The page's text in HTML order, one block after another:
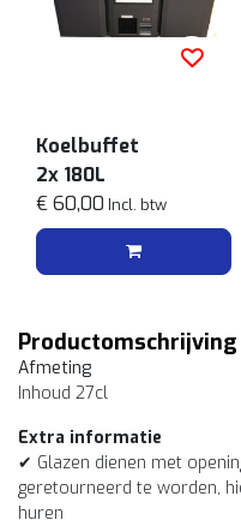
Koelbuffet
2x 180L
€ 60,00 Incl. btw
Productomschrijving
Afmeting
Inhoud 27cl
Extra informatie
✔ Glazen dienen met
geretourneerd te worden,
huren